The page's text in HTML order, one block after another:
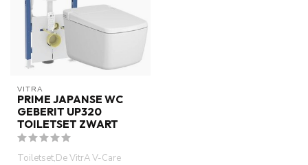
VITRA
PRIME JAPANSE WC
GEBERIT UP320
TOILETSET ZWART
Toiletset,De VitrA V-Care